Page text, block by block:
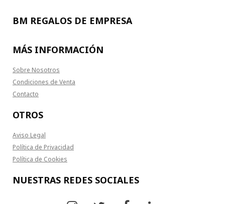
BM REGALOS DE EMPRESA
MÁS INFORMACIÓN
Sobre Nosotros
Condiciones de Venta
Contacto
OTROS
Aviso Legal
Política de Privacidad
Política de Cookies
NUESTRAS REDES SOCIALES